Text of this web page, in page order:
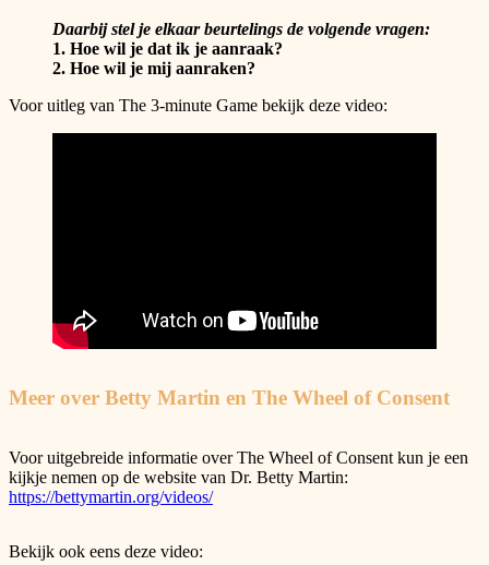
Daarbij stel je elkaar beurtelings de volgende vragen:
1. Hoe wil je dat ik je aanraak?
2. Hoe wil je mij aanraken?
Voor uitleg van The 3-minute Game bekijk deze video:
Meer over Betty Martin en The Wheel of Consent
Voor uitgebreide informatie over The Wheel of Consent kun je een
kijkje nemen op de website van Dr. Betty Martin:
https://bettymartin.org/videos/
Bekijk ook eens deze video: